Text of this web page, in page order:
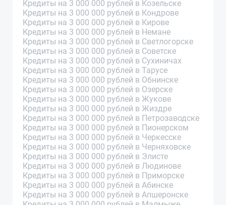
Кредиты на 3 000 000 рублей в Козельске
Кредиты на 3 000 000 рублей в Кондрове
Кредиты на 3 000 000 рублей в Кирове
Кредиты на 3 000 000 рублей в Немане
Кредиты на 3 000 000 рублей в Светлогорске
Кредиты на 3 000 000 рублей в Советске
Кредиты на 3 000 000 рублей в Сухиничах
Кредиты на 3 000 000 рублей в Тарусе
Кредиты на 3 000 000 рублей в Обнинске
Кредиты на 3 000 000 рублей в Озерске
Кредиты на 3 000 000 рублей в Жукове
Кредиты на 3 000 000 рублей в Жиздре
Кредиты на 3 000 000 рублей в Петрозаводске
Кредиты на 3 000 000 рублей в Пионерском
Кредиты на 3 000 000 рублей в Черкесске
Кредиты на 3 000 000 рублей в Черняховске
Кредиты на 3 000 000 рублей в Элисте
Кредиты на 3 000 000 рублей в Людинове
Кредиты на 3 000 000 рублей в Приморске
Кредиты на 3 000 000 рублей в Абинске
Кредиты на 3 000 000 рублей в Апшеронске